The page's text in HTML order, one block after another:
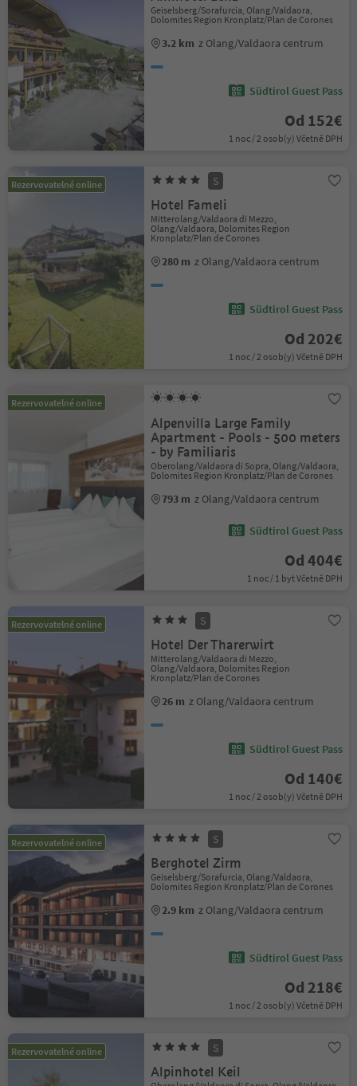
Geiselsberg/Sorafurcia, Olang/Valdaora,
Dolomites Region Kronplatz/Plan de Corones
3.2 km z Olang/Valdaora centrum
Südtirol Guest Pass
Od 152€
1 noc / 2 osob(y) Včetně DPH
Rezervovatelné online S
Hotel Fameli
Mitterolang/Valdaora di Mezzo,
Olang/Valdaora, Dolomites Region
Kronplatz/Plan de Corones
280 m z Olang/Valdaora centrum
Südtirol Guest Pass
Od 202€
1 noc / 2 osob(y) Včetně DPH
Rezervovatelné online
Alpenvilla Large Family
Apartment - Pools - 500 meters
- by Familiaris
Oberolang/Valdaora di Sopra, Olang/Valdaora,
Dolomites Region Kronplatz/Plan de Corones
793 m z Olang/Valdaora centrum
Südtirol Guest Pass
Od 404€
1 noc / 1 byt Včetně DPH
Rezervovatelné online S
Hotel Der Tharerwirt
Mitterolang/Valdaora di Mezzo,
Olang/Valdaora, Dolomites Region
Kronplatz/Plan de Corones
26 m z Olang/Valdaora centrum
Südtirol Guest Pass
Od 140€
1 noc / 2 osob(y) Včetně DPH
Rezervovatelné online S
Berghotel Zirm
Geiselsberg/Sorafurcia, Olang/Valdaora,
Dolomites Region Kronplatz/Plan de Corones
2.9 km z Olang/Valdaora centrum
Südtirol Guest Pass
Od 218€
1 noc / 2 osob(y) Včetně DPH
Rezervovatelné online S
Alpinhotel Keil